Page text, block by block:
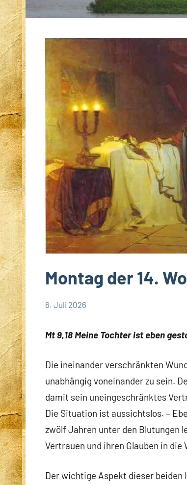
Montag der 14.
6. Juli 2026
Mt 9,18 Meine Tochter ist eben
Die ineinander verschränkten
unabhängig voneinander zu sein.
damit sein uneingeschränktes
Die Situation ist aussichtslos. –
zwölf Jahren unter den Blutungen
Vertrauen und ihren Glauben in die
Der wichtige Aspekt dieser beiden